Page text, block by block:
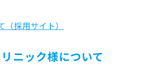
採用サイト）
ニック様について